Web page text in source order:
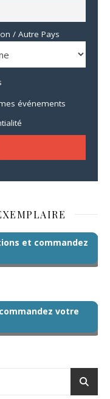
/ Autre Pays
événements
et commandez
votre